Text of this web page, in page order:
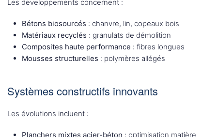
Les développements concernent :
Bétons biosourcés : chanvre, lin, copeaux bois
Matériaux recyclés : granulats de démolition
Composites haute performance : fibres longues
Mousses structurelles : polymères allégés
Systèmes constructifs innovants
Les évolutions incluent :
Planchers mixtes acier-béton : optimisation matière